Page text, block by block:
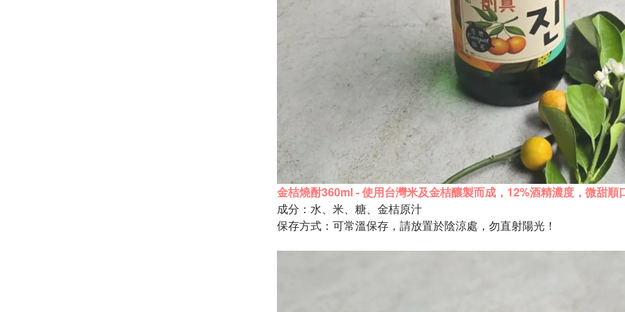
金桔燒酎360ml - 使用台灣米及金桔釀製而成， 12%酒精濃度，微甜順
成分：水、米、糖、金桔原汁
保存方式：可常溫保存，請放置於陰涼處，勿直射陽光！